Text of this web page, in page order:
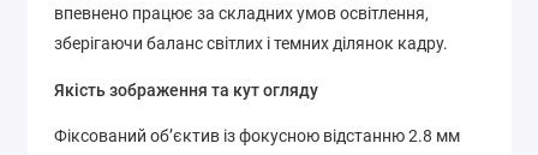
впевнено працює за складних умов освітлення,
зберігаючи баланс світлих і темних ділянок кадру.
Якість зображення та кут огляду
Фіксований об’єктив із фокусною відстанню 2.8 мм